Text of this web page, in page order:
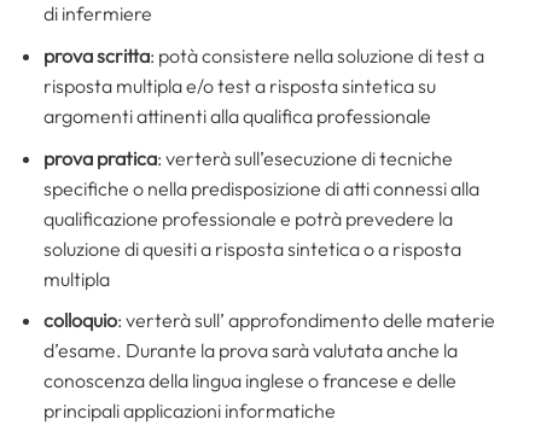
di infermiere
prova scritta: potà consistere nella soluzione di test a
risposta multipla e/o test a risposta sintetica su
argomenti attinenti alla qualifica professionale
prova pratica: verterà sull’esecuzione di tecniche
specifiche o nella predisposizione di atti connessi alla
qualificazione professionale e potrà prevedere la
soluzione di quesiti a risposta sintetica o a risposta
multipla
colloquio: verterà sull’ approfondimento delle materie
d’esame. Durante la prova sarà valutata anche la
conoscenza della lingua inglese o francese e delle
principali applicazioni informatiche